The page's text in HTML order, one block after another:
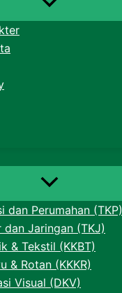
dan Perumahan (TKP)
dan Jaringan (TKJ)
& Tekstil (KKBT)
& Rotan (KKKR)
Visual (DKV)